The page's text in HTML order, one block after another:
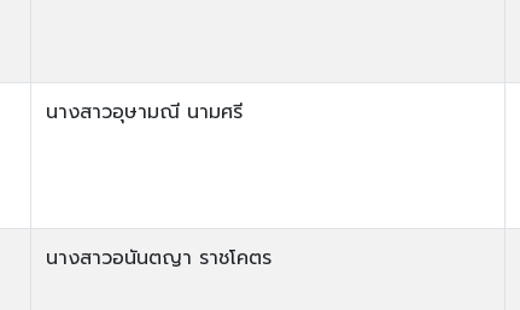
นางสาวอุษามณี นามศรี
นางสาวอนันตญา ราชโคตร